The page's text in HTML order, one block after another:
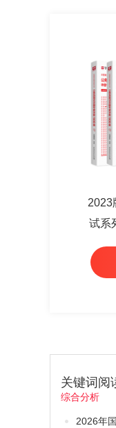
2023
试系
试华
关键词阅
综合分析
2026年